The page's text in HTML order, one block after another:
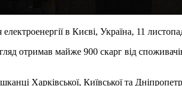
в Києві, Україна, 11
отримав майже 900 скарг від
Харківської, Київської та